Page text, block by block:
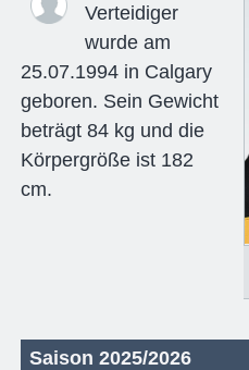
Verteidiger
wurde am
25.07.1994 in Calgary
geboren. Sein Gewicht
beträgt 84 kg und die
Körpergröße ist 182
cm.
Saison 2025/2026